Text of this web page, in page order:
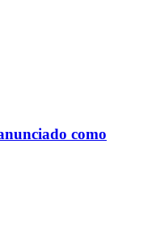
como